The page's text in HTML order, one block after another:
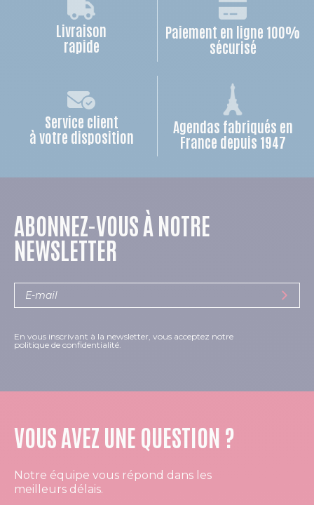
Livraison
rapide
Paiement en ligne 100%
sécurisé
Service client
à votre disposition
Agendas fabriqués en
France depuis 1947
ABONNEZ-VOUS À NOTRE
NEWSLETTER
En vous inscrivant à la newsletter, vous acceptez notre
politique de confidentialité.
VOUS AVEZ UNE QUESTION ?
Notre équipe vous répond dans les
meilleurs délais.